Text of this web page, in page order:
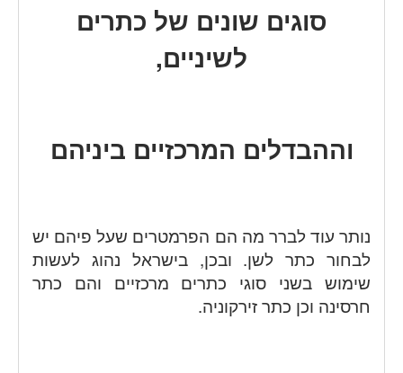
סוגים שונים של כתרים
לשיניים,
וההבדלים המרכזיים ביניהם
נותר עוד לברר מה הם הפרמטרים שעל פיהם יש
לבחור כתר לשן. ובכן, בישראל נהוג לעשות
שימוש בשני סוגי כתרים מרכזיים והם כתר
חרסינה וכן כתר זירקוניה.